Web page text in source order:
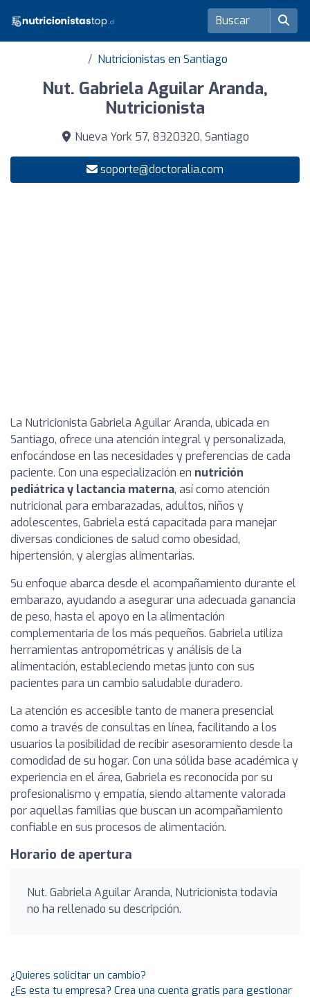
Nutricionistas en Santiago
Nut. Gabriela Aguilar Aranda,
Nutricionista
Nueva York 57, 8320320, Santiago
soporte@doctoralia.com
La Nutricionista Gabriela Aguilar Aranda, ubicada en
Santiago, ofrece una atención integral y personalizada,
enfocándose en las necesidades y preferencias de cada
paciente. Con una especialización en nutrición
pediátrica y lactancia materna, así como atención
nutricional para embarazadas, adultos, niños y
adolescentes, Gabriela está capacitada para manejar
diversas condiciones de salud como obesidad,
hipertensión, y alergias alimentarias.
Su enfoque abarca desde el acompañamiento durante el
embarazo, ayudando a asegurar una adecuada ganancia
de peso, hasta el apoyo en la alimentación
complementaria de los más pequeños. Gabriela utiliza
herramientas antropométricas y análisis de la
alimentación, estableciendo metas junto con sus
pacientes para un cambio saludable duradero.
La atención es accesible tanto de manera presencial
como a través de consultas en línea, facilitando a los
usuarios la posibilidad de recibir asesoramiento desde la
comodidad de su hogar. Con una sólida base académica y
experiencia en el área, Gabriela es reconocida por su
profesionalismo y empatía, siendo altamente valorada
por aquellas familias que buscan un acompañamiento
confiable en sus procesos de alimentación.
Horario de apertura
Nut. Gabriela Aguilar Aranda, Nutricionista todavía
no ha rellenado su descripción.
¿Quieres solicitar un cambio?
¿Es esta tu empresa? Crea una cuenta gratis para gestionar